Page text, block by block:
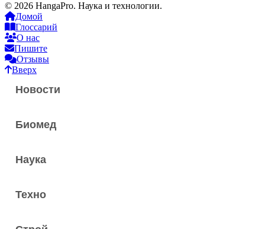
© 2026 HangaPro. Наука и технологии.
Домой
Глоссарий
О нас
Пишите
Отзывы
Вверх
Новости
Биомед
Наука
Техно